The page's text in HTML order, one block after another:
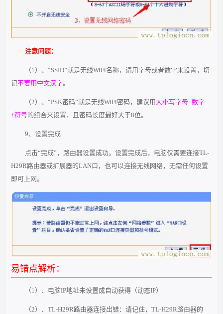
注意问题：
（1）、“SSID”就是无线WiFi名称，请用字母或者数字来设置，切
记不要用中文汉字。
（2）、“PSK密码”就是无线WiFi密码，建议用大小写字母+数字
+符号的组合来设置，且密码长度最好大于8位。
9、设置完成
点击“完成”，路由器设置成功。设置完成后，电脑仅需要连接TL-
H29R路由器或扩展器的LAN口，也可以连接无线网络，无需任何设置
即可上网。
易错点解析：
（1）、电脑IP地址未设置成自动获得（动态IP）
（2）、TL-H29R路由器连接出错：请记住，TL-H29R路由器的